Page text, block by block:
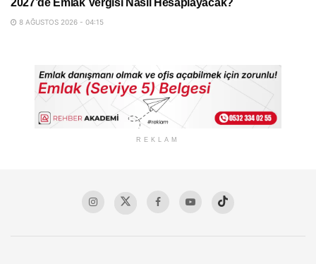
2027’de Emlak Vergisi Nasıl Hesaplayacak?
8 AĞUSTOS 2026 - 04:15
REKLAM